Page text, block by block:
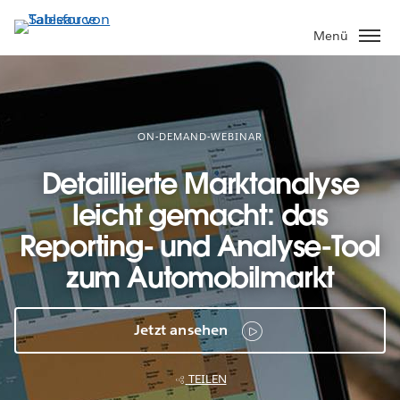
Direkt
zum
Inhalt
Menü
ON-DEMAND-WEBINAR
Detaillierte Marktanalyse
leicht gemacht: das
Reporting- und Analyse-Tool
zum Automobilmarkt
Jetzt ansehen
TEILEN